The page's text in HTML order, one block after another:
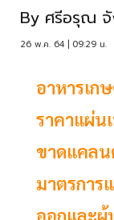
By ศรีอรุณ
26 พ.ค. 64 | 09:29 น.
อาหารเก
ราคาแผ่น
ขาดแคลน
มาตรการ
ออกและผู้